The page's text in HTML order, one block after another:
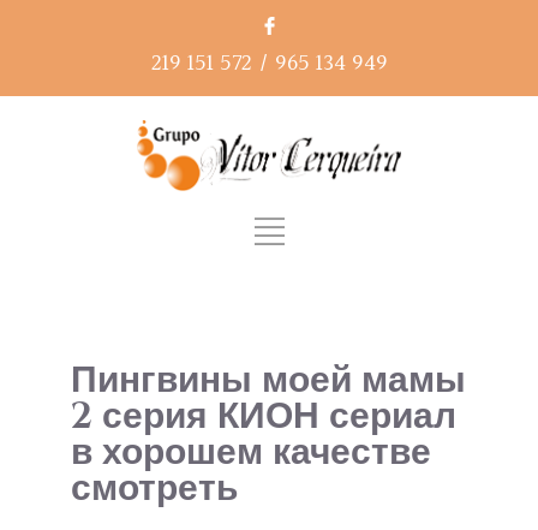
219 151 572 / 965 134 949
Пингвины моей мамы
2 серия КИОН сериал
в хорошем качестве
смотреть